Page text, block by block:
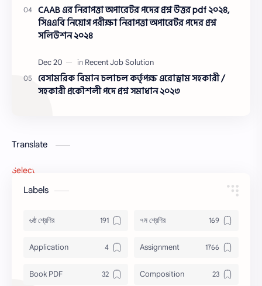
CAAB এর নিরাপত্তা অপারেটর পদের প্রশ্ন উত্তর pdf ২০২৪,
সিএএবি নিয়োগ পরীক্ষা নিরাপত্তা অপারেটর পদের প্রশ্ন
সলিউশন ২০২৪
বেসামরিক বিমান চলাচল কর্তৃপক্ষ এরোড্রাম সহকারী /
সহকারী প্রকৌশলী পদে প্রশ্ন সমাধান ২০২৩
Translate
Select Language
Labels
৬ষ্ঠ শ্রেণির ৭ম শ্রেণির
Application Assignment
Book PDF Composition